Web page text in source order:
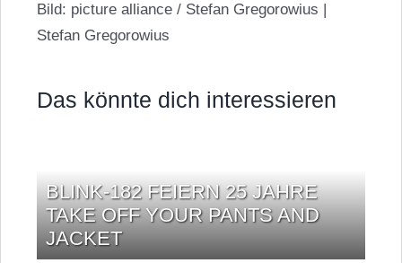
Bild: picture alliance / Stefan Gregorowius |
Stefan Gregorowius
Das könnte dich interessieren
BLINK-182 FEIERN 25 JAHRE
TAKE OFF YOUR PANTS AND
JACKET